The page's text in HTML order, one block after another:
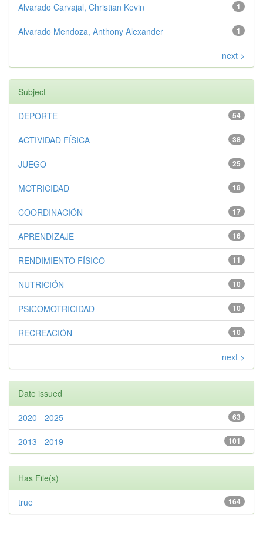
1
Alvarado Carvajal, Christian Kevin
1
Alvarado Mendoza, Anthony Alexander
next >
Subject
54
DEPORTE
38
ACTIVIDAD FÍSICA
25
JUEGO
18
MOTRICIDAD
17
COORDINACIÓN
16
APRENDIZAJE
11
RENDIMIENTO FÍSICO
10
NUTRICIÓN
10
PSICOMOTRICIDAD
10
RECREACIÓN
next >
Date issued
63
2020 - 2025
101
2013 - 2019
Has File(s)
164
true